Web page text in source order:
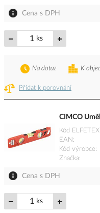
Cena s DPH
ks
Přidat k porovnání
K
Na dotaz
CIMCO
Kód ELFETEX
EAN
Kód výrobce
Značka
Cena s DPH
ks